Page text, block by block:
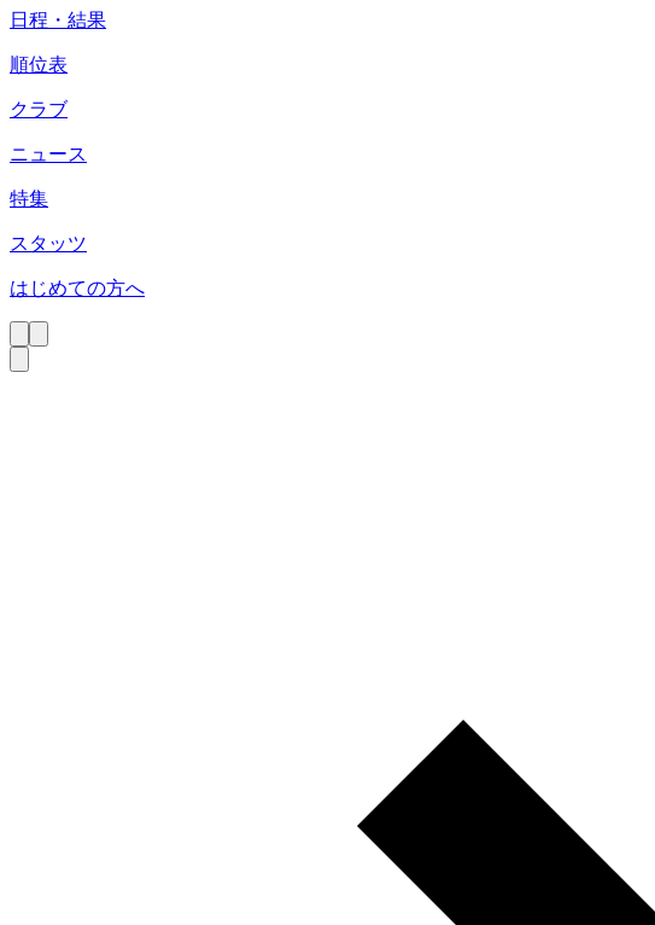
日程・結果
順位表
クラブ
ニュース
特集
スタッツ
はじめての方へ